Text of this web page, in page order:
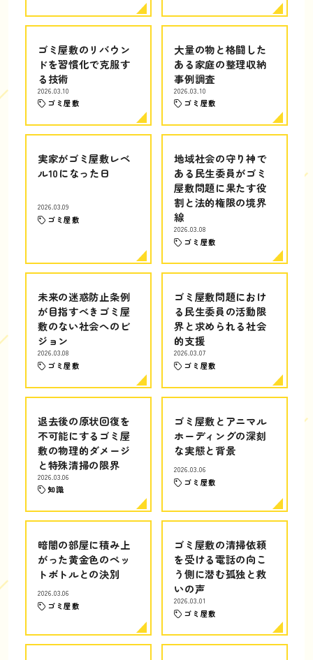
ゴミ屋敷のリバウン
ドを習慣化で克服す
る技術
2026.03.10
ゴミ屋敷
大量の物と格闘した
ある家庭の整理収納
事例調査
2026.03.10
ゴミ屋敷
実家がゴミ屋敷レベ
ル10になった日
2026.03.09
ゴミ屋敷
地域社会の守り神で
ある民生委員がゴミ
屋敷問題に果たす役
割と法的権限の境界
線
2026.03.08
ゴミ屋敷
未来の迷惑防止条例
が目指すべきゴミ屋
敷のない社会へのビ
ジョン
2026.03.08
ゴミ屋敷
ゴミ屋敷問題におけ
る民生委員の活動限
界と求められる社会
的支援
2026.03.07
ゴミ屋敷
退去後の原状回復を
不可能にするゴミ屋
敷の物理的ダメージ
と特殊清掃の限界
2026.03.06
知識
ゴミ屋敷とアニマル
ホーディングの深刻
な実態と背景
2026.03.06
ゴミ屋敷
暗闇の部屋に積み上
がった黄金色のペッ
トボトルとの決別
2026.03.06
ゴミ屋敷
ゴミ屋敷の清掃依頼
を受ける電話の向こ
う側に潜む孤独と救
いの声
2026.03.01
ゴミ屋敷